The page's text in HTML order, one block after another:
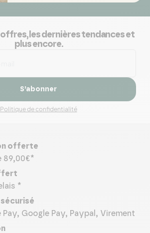
offres, les dernières tendances et
plus encore.
S’abonner
Politique de confidentialité
offerte
89,00€*
*
sécurisé
Pay, Google Pay, Paypal, Virement